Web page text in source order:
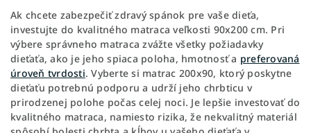
Ak chcete zabezpečiť zdravý spánok pre vaše dieťa,
investujte do kvalitného matraca veľkosti 90x200 cm. Pri
výbere správneho matraca zvážte všetky požiadavky
dieťaťa, ako je jeho spiaca poloha, hmotnosť a preferovaná
úroveň tvrdosti. Vyberte si matrac 200x90, ktorý poskytne
dieťaťu potrebnú podporu a udrží jeho chrbticu v
prirodzenej polohe počas celej noci. Je lepšie investovať do
kvalitného matraca, namiesto rizika, že nekvalitný materiál